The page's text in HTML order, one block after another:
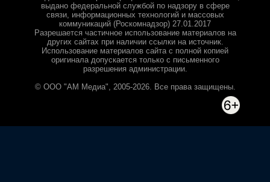
выдано федеральной службой по надзору в сфере
связи, информационных технологий и массовых
коммуникаций (Роскомнадзор) 27.01.2017
Разрешается частичное использование материалов на
других сайтах при наличии ссылки на источник.
Использование материалов сайта с полной копией
оригинала допускается только с письменного
разрешения администрации.
© ООО "АМ Медиа", 2005-2026. Все права защищены.